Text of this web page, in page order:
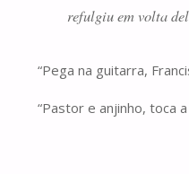
refulgiu em volta
“Pega na guitarra,
“Pastor e anjinho, toca